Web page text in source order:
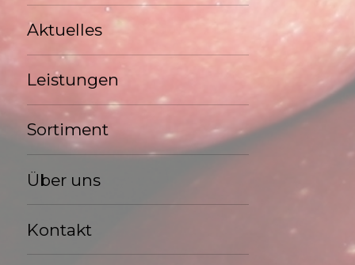
Aktuelles
Leistungen
Sortiment
Über uns
Kontakt